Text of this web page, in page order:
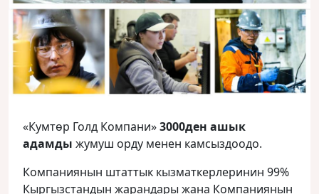
«Кумтөр Голд Компани»3000ден ашык
адамды жумуш орду менен камсыздоодо.
Компаниянын штаттык кызматкерлеринин 99%
Кыргызстандын жарандары жана Компаниянын